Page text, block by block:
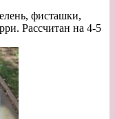
фисташки,
Рассчитан на 4-5